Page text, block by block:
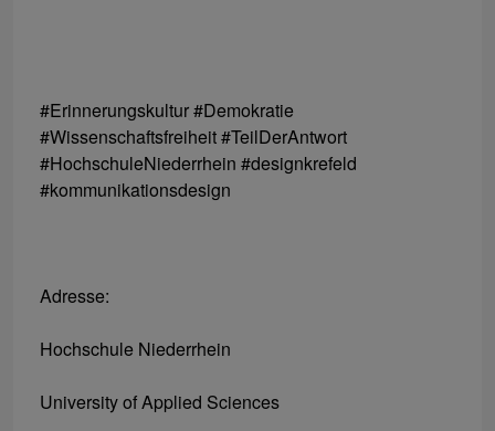
#Erinnerungskultur #Demokratie
#Wissenschaftsfreiheit #TeilDerAntwort
#HochschuleNiederrhein #designkrefeld
#kommunikationsdesign
Adresse:
Hochschule Niederrhein
University of Applied Sciences